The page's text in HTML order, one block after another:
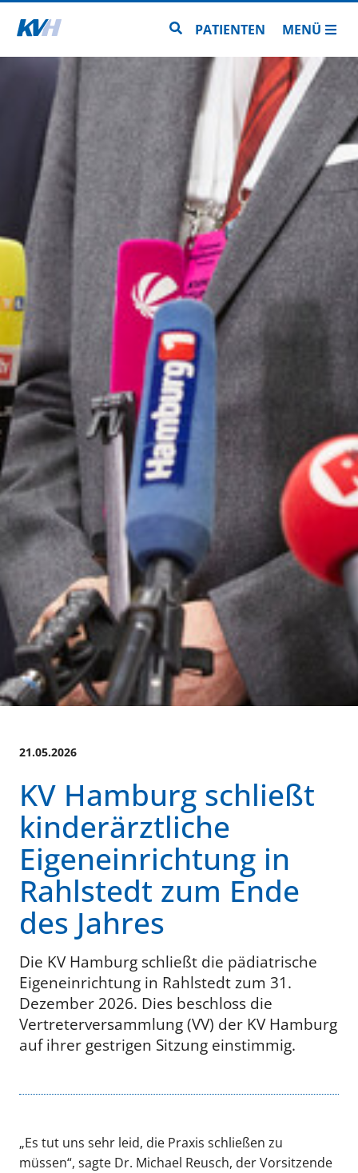
Zur Startseite Zur Seitensuche
PATIENTEN MENÜ
21.05.2026
KV Hamburg schließt
kinderärztliche
Eigeneinrichtung in
Rahlstedt zum Ende
des Jahres
Die KV Hamburg schließt die pädiatrische
Eigeneinrichtung in Rahlstedt zum 31.
Dezember 2026. Dies beschloss die
Vertreterversammlung (VV) der KV Hamburg
auf ihrer gestrigen Sitzung einstimmig.
„Es tut uns sehr leid, die Praxis schließen zu
müssen“, sagte Dr. Michael Reusch, der Vorsitzende